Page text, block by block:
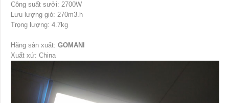
Công suất sưởi: 2700W
Lưu lượng gió: 270m3.h
Trọng lượng: 4.7kg
Hãng sản xuất: GOMANI
Xuất xứ: China